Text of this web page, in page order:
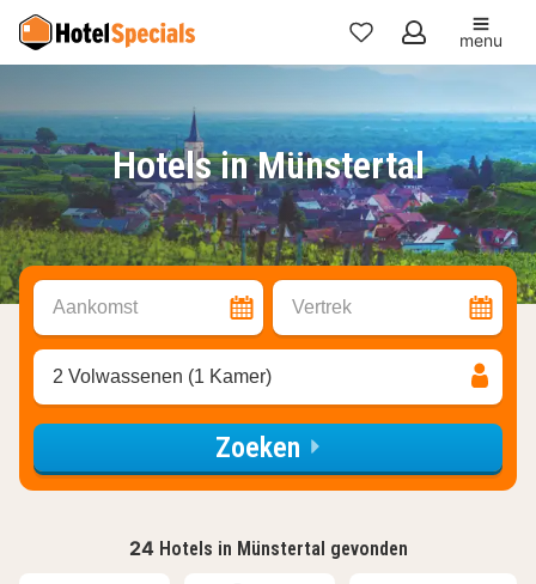
Mijn
menu
Hotels in Münstertal
Aankomst Vertrek
2 Volwassenen (1 Kamer)
Zoeken
24 Hotels in Münstertal gevonden